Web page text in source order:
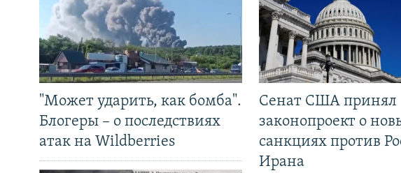
"Может ударить, как бомба".
Блогеры – о последствиях
атак на Wildberries
Сенат США принял
законопроект о
санкциях против
Ирана